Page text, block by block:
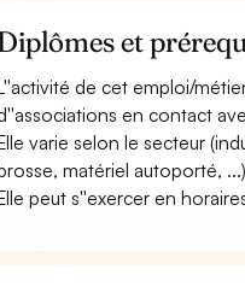
et
de cet emploi/
en contact
varie selon le secteur
matériel autoporté,
peut s''exercer en